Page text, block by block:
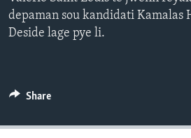
depaman sou kandidati Kamalas
Deside lage pye li.
Share